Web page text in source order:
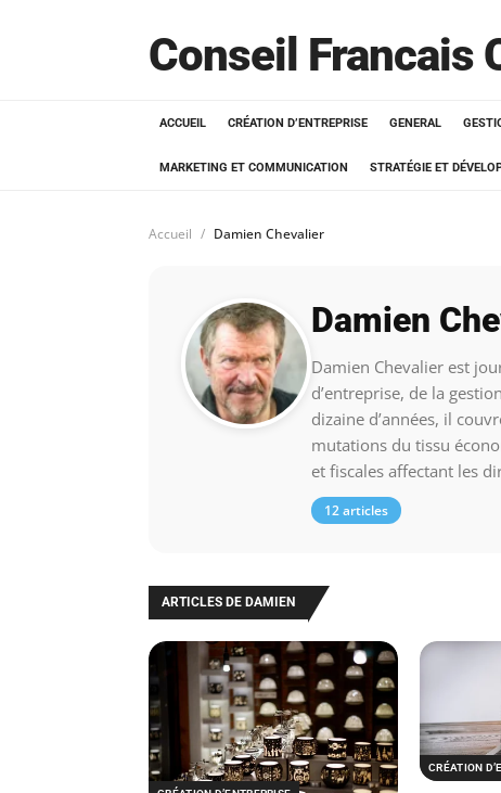
Conseil Francais
ACCUEIL CRÉATION D’ENTREPRISE GENERAL
MARKETING ET COMMUNICATION STRATÉGIE ET
Accueil Damien Chevalier
Damien
Damien Chevalier est
d’entreprise, de la
dizaine d’années, il
mutations du tissu
et fiscales affectant les
12 articles
ARTICLES DE DAMIEN
CRÉATION